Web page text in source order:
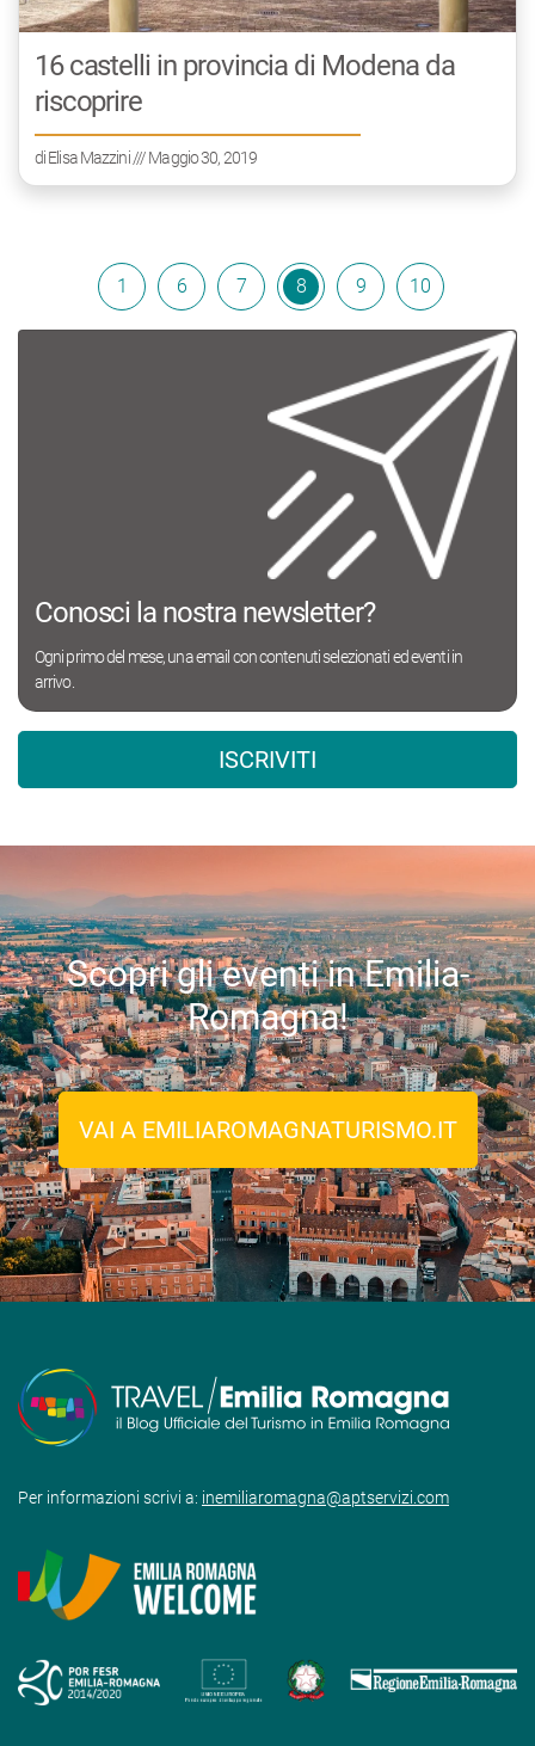
16 castelli in provincia di Modena da
riscoprire
diElisa Mazzini/// Maggio 30, 2019
1 6 7 8 9 10
Conosci la nostra newsletter?
Ogni primo del mese, una email con contenuti selezionati ed eventi in
arrivo.
ISCRIVITI
Scopri gli eventi in Emilia-
Romagna!
VAI A EMILIAROMAGNATURISMO.IT
Per informazioni scrivi a: inemiliaromagna@aptservizi.com